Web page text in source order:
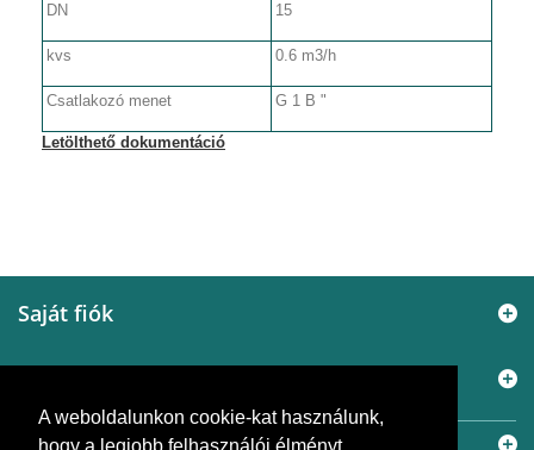
A weboldalunkon cookie-kat használunk,
DN 15
kvs 0.6 m3/h
Csatlakozó menet G 1 B "
Letölthető dokumentáció
Saját fiók